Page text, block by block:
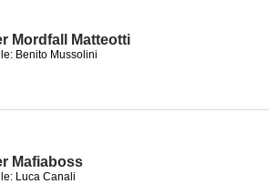
Mordfall Matteotti
Benito Mussolini
Mafiaboss
Luca Canali